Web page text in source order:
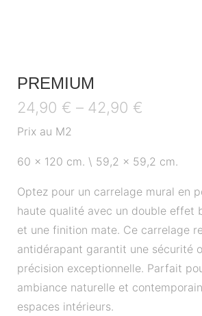
PREMIUM
24,90 € – 42,90 €
Prix au M2
60 x 120 cm. \ 59,2 x 59,2 cm.
Optez pour un carrelage mural en
haute qualité avec un double effet
et une finition mate. Ce carrelage
antidérapant garantit une sécurité
précision exceptionnelle. Parfait
ambiance naturelle et
espaces intérieurs.